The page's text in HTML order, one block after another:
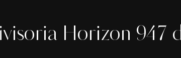
Horizon 947